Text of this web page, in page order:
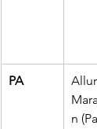
PA
n